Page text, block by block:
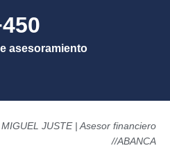
450
asesoramiento
MIGUEL JUSTE | Asesor financiero
//ABANCA